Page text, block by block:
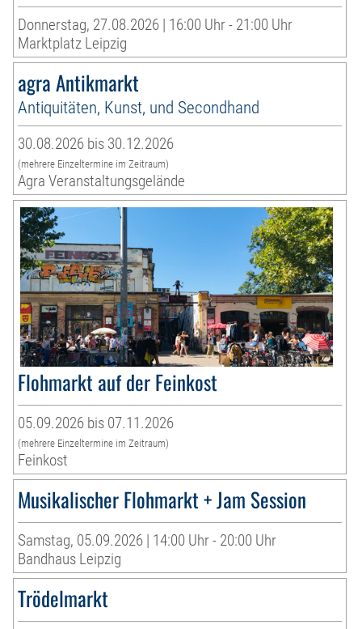
Donnerstag, 27.08.2026 | 16:00 Uhr - 21:00 Uhr
Marktplatz Leipzig
agra Antikmarkt
Antiquitäten, Kunst, und Secondhand
30.08.2026 bis 30.12.2026
(mehrere Einzeltermine im Zeitraum)
Agra Veranstaltungsgelände
Flohmarkt auf der Feinkost
05.09.2026 bis 07.11.2026
(mehrere Einzeltermine im Zeitraum)
Feinkost
Musikalischer Flohmarkt + Jam Session
Samstag, 05.09.2026 | 14:00 Uhr - 20:00 Uhr
Bandhaus Leipzig
Trödelmarkt